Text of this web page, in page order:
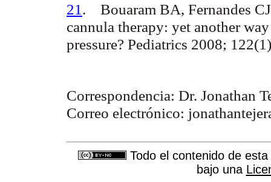
21 . Bouaram BA, Fernandes
cannula therapy: yet another
pressure? Pediatrics 2008;
Correspondencia: Dr. Jonathan
Correo electrónico:
Todo el contenido de
bajo una